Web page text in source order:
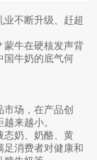
不断升级、赶超
蒙牛在硬核发声背
国牛奶的底气何
场，在产品创
来越小。
态奶、奶酪、黄
足消费者对健康和